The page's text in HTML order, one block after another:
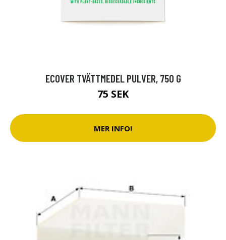
ECOVER TVÄTTMEDEL PULVER, 750 G
75 SEK
MER INFO!